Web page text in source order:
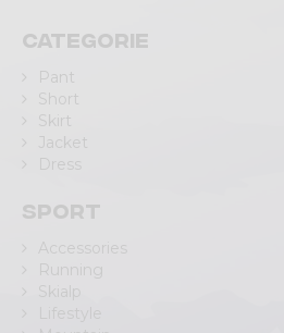
Categorie
Pant
Short
Skirt
Jacket
Dress
Sport
Accessories
Running
Skialp